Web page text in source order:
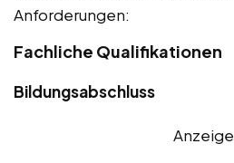
Anforderungen:
Fachliche Qualifikationen
Bildungsabschluss
Anzeige